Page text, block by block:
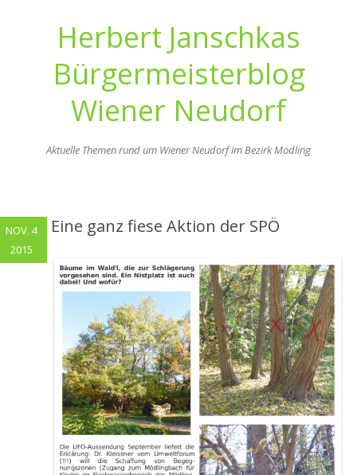
Herbert Janschkas
Bürgermeisterblog
Wiener Neudorf
Aktuelle Themen rund um Wiener Neudorf im Bezirk Mödling
Eine ganz fiese Aktion der SPÖ
NOV. 4
2015